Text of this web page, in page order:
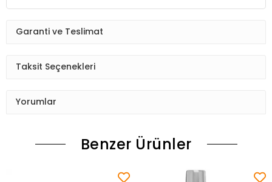
Garanti ve Teslimat
Taksit Seçenekleri
Yorumlar
Benzer Ürünler